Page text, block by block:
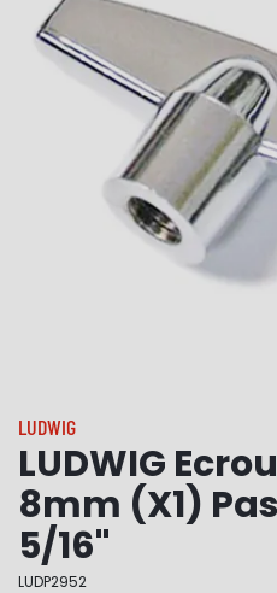
LUDWIG
LUDWIG
8mm (X1)
5/16"
LUDP2952